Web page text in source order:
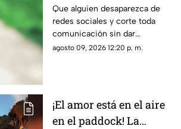
nada? La razón
psicológica por la que
algunas personas
eligen el contacto cero
Que alguien desaparezca de
redes sociales y corte toda
comunicación sin dar
explicaciones genera ansiedad
agosto 09, 2026 12:20 p. m.
¡El amor está en el aire
en el paddock! La